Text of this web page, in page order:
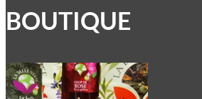
BOUTIQUE